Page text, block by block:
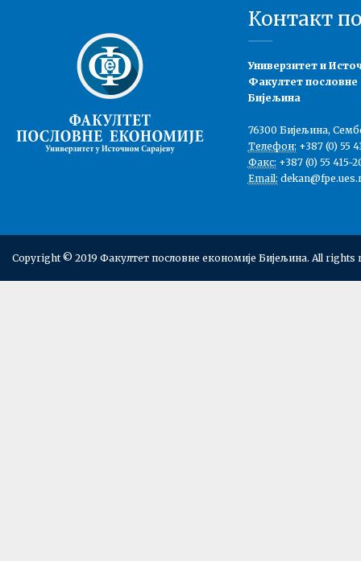
Контакт
Универзитет и
Факултет пословне
Бијељина
76300 Бијељина,
Телефон: +387 (0) 55
Факс: +387 (0) 55 415-
Email:
Copyright © 2019 Факултет пословне економије Бијељина. All rights